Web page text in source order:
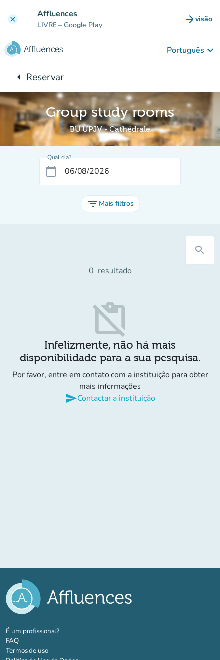
clear Affluences
LIVRE – Google Play arrow_forward visão
(novo
Português keyboard_arrow_down
arrow_leftVoltar para:
Reservar
Group study rooms
BU UPJV - Cathédrale
Qual dia?
calendar_today
filter_list Mais filtros
search
0 resultado
content_paste_off
Infelizmente, não há mais
disponibilidade para a sua pesquisa.
Por favor, entre em contato com a instituição para obter
mais informações
sendContactar a instituição
É um profissional?(novo separador)
FAQ
Termos de uso